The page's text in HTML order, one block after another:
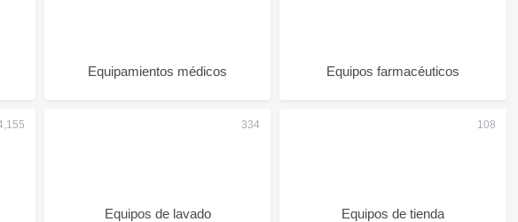
Equipamientos médicos Equipos farmacéuticos
Equipos de lavado Equipos de tienda